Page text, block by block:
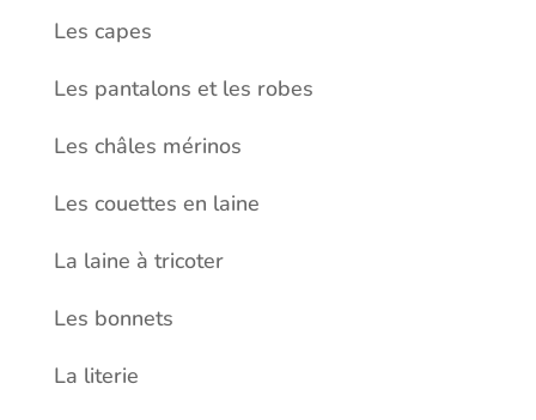
Les capes
Les pantalons et les robes
Les châles mérinos
Les couettes en laine
La laine à tricoter
Les bonnets
La literie